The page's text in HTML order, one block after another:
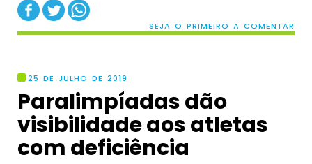
SEJA O PRIMEIRO A COMENTAR
25 DE JULHO DE 2019
Paralimpíadas dão
visibilidade aos atletas
com deficiência